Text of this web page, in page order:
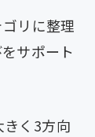
リに整理
サポート
きく3方向